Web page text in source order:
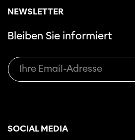
NEWSLETTER
Bleiben Sie informiert
SOCIAL MEDIA